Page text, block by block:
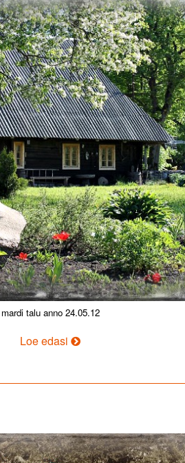
mardi talu anno 24.05.12
Loe edasiRumal
su